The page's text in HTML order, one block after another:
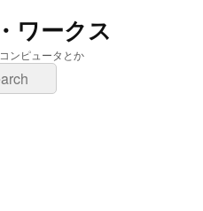
ワークス
ンピュータとか